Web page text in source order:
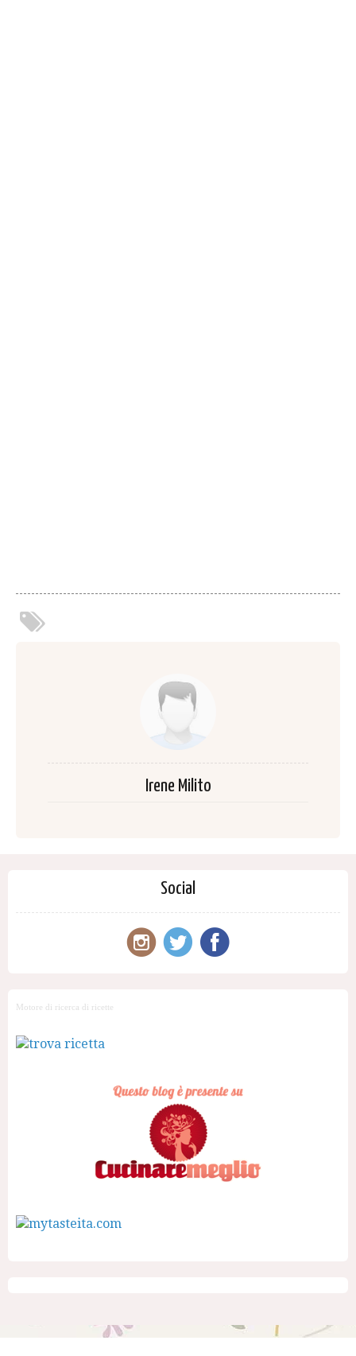
Irene Milito
Social
Motore di ricerca di ricette